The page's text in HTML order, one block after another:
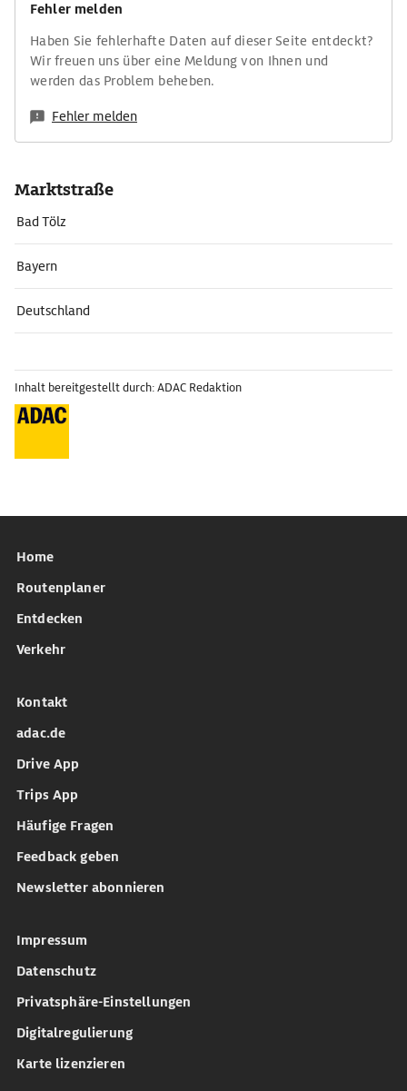
Fehler melden
Haben Sie fehlerhafte Daten auf dieser Seite entdeckt?
Wir freuen uns über eine Meldung von Ihnen und
werden das Problem beheben.
Fehler melden
Marktstraße
Bad Tölz
Bayern
Deutschland
Inhalt bereitgestellt durch: ADAC Redaktion
Home
Routenplaner
Entdecken
Verkehr
Kontakt
adac.de
Drive App
Trips App
Häufige Fragen
Feedback geben
Newsletter abonnieren
Impressum
Datenschutz
Privatsphäre-Einstellungen
Digitalregulierung
Karte lizenzieren